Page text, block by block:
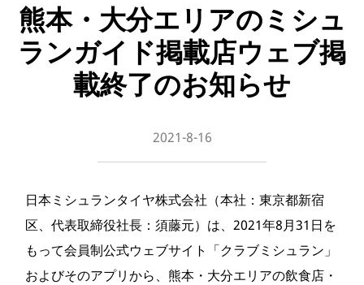
熊本・大分エリアのミシュ
ランガイド掲載店ウェブ掲
載終了のお知らせ
2021-8-16
日本ミシュランタイヤ株式会社（本社：東京都新宿
区、代表取締役社長：須藤元）は、2021年8月31日を
もって会員制公式ウェブサイト「クラブミシュラン」
およびそのアプリから、熊本・大分エリアの飲食店・